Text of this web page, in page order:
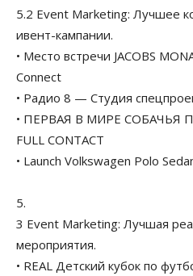
5.2 Event Marketing: Лучшее
ивент-кампании.
• Место встречи JACOBS
Connect
• Радио 8 — Студия
• ПЕРВАЯ В МИРЕ
FULL CONTACT
• Launch Volkswagen Polo
5.
3 Event Marketing: Лучшая
мероприятия.
• REAL Детский кубок по